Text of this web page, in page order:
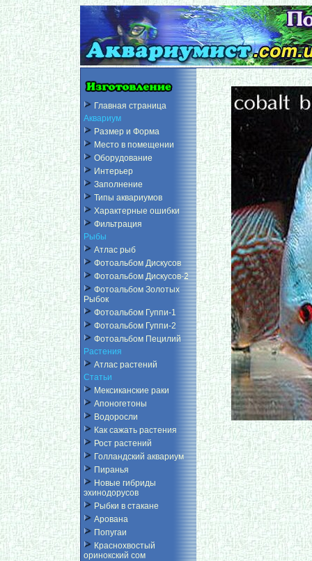
Главная страница
Аквариум
Размер и Форма
Место в помещении
Оборудование
Интерьер
Заполнение
Типы аквариумов
Характерные ошибки
Фильтрация
Рыбы
Атлас рыб
Фотоальбом Дискусов
Фотоальбом Дискусов-2
Фотоальбом Золотых
Рыбок
Фотоальбом Гуппи-1
Фотоальбом Гуппи-2
Фотоальбом Пецилий
Растения
Атлас растений
Статьи
Мексиканские раки
Апоногетоны
Водоросли
Как сажать растения
Рост растений
Голландский аквариум
Пиранья
Новые гибриды
эхинодорусов
Рыбки в стакане
Арована
Попугаи
Краснохвостый
оринокский сом